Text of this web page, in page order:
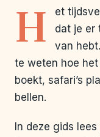
H
et
dat je er
van
te weten hoe
boekt, safari’s
bellen.
In deze gids